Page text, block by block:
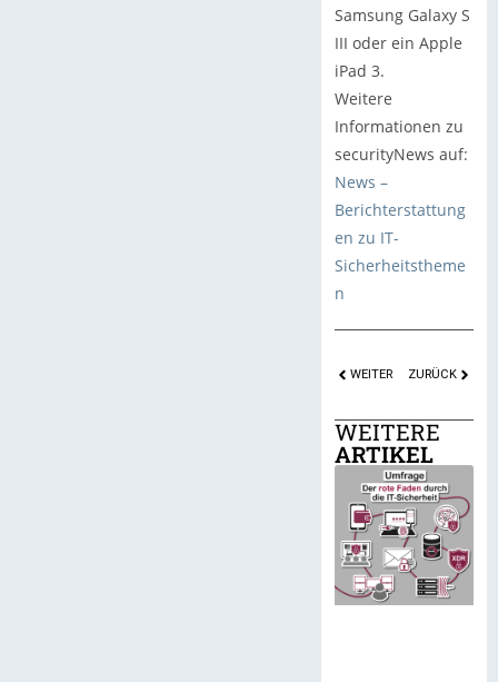
Samsung Galaxy S
III oder ein Apple
iPad 3.
Weitere
Informationen zu
securityNews auf:
News –
Berichterstattung
en zu IT-
Sicherheitstheme
n
WEITER ZURÜCK
WEITERE
ARTIKEL